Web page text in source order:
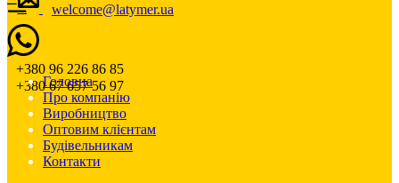
welcome@latymer.ua
+380 96 226 86 85
+380 67 657 56 97
Головна
Про компанію
Виробництво
Оптовим клієнтам
Будівельникам
Контакти